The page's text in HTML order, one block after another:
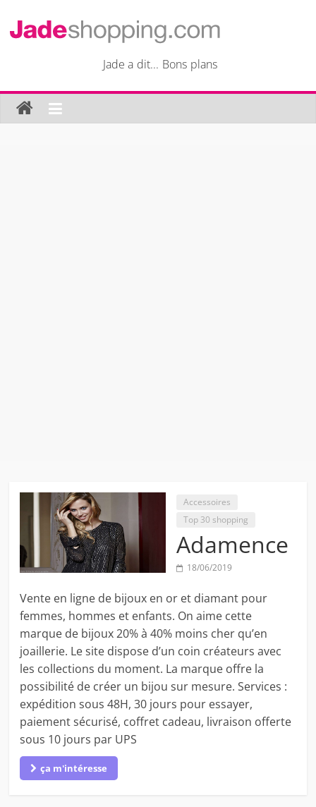
contenu
Jade
Shopping
Jade
Jade a dit... Bons plans
Accessoires
Top 30 shopping
Adamence
18/06/2019
Vente en ligne de bijoux en or et diamant pour
femmes, hommes et enfants. On aime cette
marque de bijoux 20% à 40% moins cher qu’en
joaillerie. Le site dispose d’un coin créateurs avec
les collections du moment. La marque offre la
possibilité de créer un bijou sur mesure. Services :
expédition sous 48H, 30 jours pour essayer,
paiement sécurisé, coffret cadeau, livraison offerte
sous 10 jours par UPS
ça m'intéresse